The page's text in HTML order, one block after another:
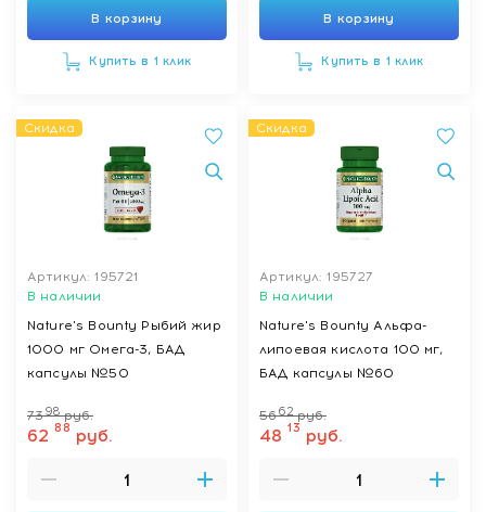
В корзину
Купить в 1 клик
В корзину
Купить в 1 клик
Скидка
Артикул: 195721
В наличии
Nature's Bounty Рыбий жир
1000 мг Омега-3, БАД
капсулы №50
7398 руб.
62 88 руб.
Скидка
Артикул: 195727
В наличии
Nature's Bounty Альфа-
липоевая кислота 100 мг,
БАД капсулы №60
5662 руб.
48 13 руб.